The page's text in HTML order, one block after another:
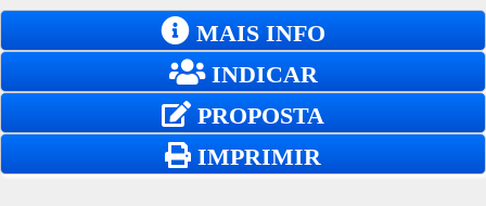
MAIS INFO
INDICAR
PROPOSTA
IMPRIMIR